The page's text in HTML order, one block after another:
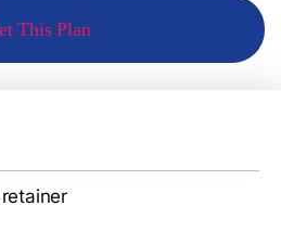
This Plan